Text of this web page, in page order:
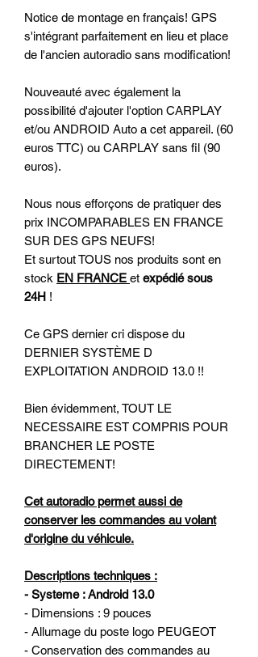
Notice de montage en français! GPS
s'intégrant parfaitement en lieu et place
de l'ancien autoradio sans modification!
Nouveauté avec également la
possibilité d'ajouter l'option CARPLAY
et/ou ANDROID Auto a cet appareil. (60
euros TTC) ou CARPLAY sans fil (90
euros).
Nous nous efforçons de pratiquer des
prix INCOMPARABLES EN FRANCE
SUR DES GPS NEUFS!
Et surtout TOUS nos produits sont en
stock EN FRANCE et expédié sous
24H !
Ce GPS dernier cri dispose du
DERNIER SYSTÈME D
EXPLOITATION ANDROID 13.0 !!
Bien évidemment, TOUT LE
NECESSAIRE EST COMPRIS POUR
BRANCHER LE POSTE
DIRECTEMENT!
Cet autoradio permet aussi de
conserver les commandes au volant
d'origine du véhicule.
Descriptions techniques :
- Systeme : Android 13.0
- Dimensions : 9 pouces
- Allumage du poste logo PEUGEOT
- Conservation des commandes au